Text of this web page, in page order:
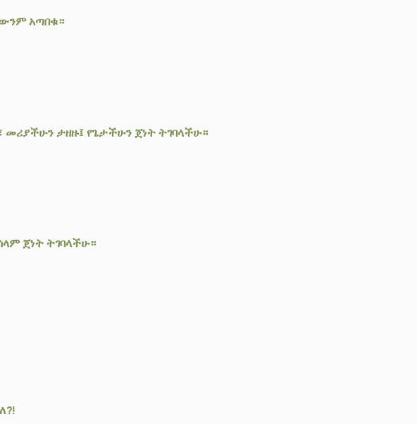
አጣበቁ።
ታዘዙ፤ የጌታችሁን ጀነት ትገባላችሁ።
ጀነት ትገባላችሁ።